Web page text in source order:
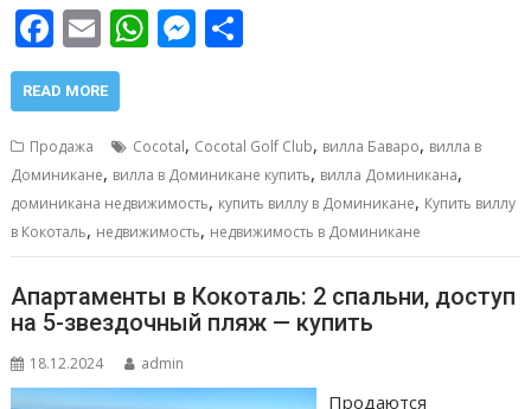
F
ac
e
b
o
o
k
E
m
ai
W
h
s
A
p
p
M
e
e
n
g
er
р
а
в
и
т
ь
READ MORE
Продажа Cocotal, Cocotal Golf Club, вилла Баваро, вилла в
Доминикане, вилла в Доминикане купить, вилла Доминикана,
доминикана недвижимость, купить виллу в Доминикане, Купить виллу
в Кокоталь, недвижимость, недвижимость в Доминикане
Апартаменты в Кокоталь: 2 спальни, доступ
на 5-звездочный пляж — купить
18.12.2024 admin
Продаются